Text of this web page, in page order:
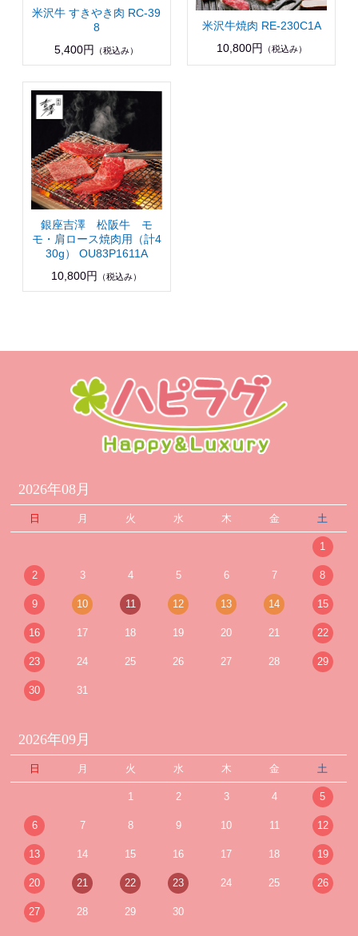
米沢牛 すきやき肉 RC-39
8
5,400円
（税込み）
米沢牛焼肉 RE-230C1A
10,800円
（税込み）
銀座吉澤 松阪牛 モ
モ・肩ロース焼肉用（計4
30g） OU83P1611A
10,800円
（税込み）
2026年08月
日 月 火 水 木 金 土
1
2 3 4 5 6 7 8
9 10 11 12 13 14 15
16 17 18 19 20 21 22
23 24 25 26 27 28 29
30 31
2026年09月
日 月 火 水 木 金 土
1 2 3 4 5
6 7 8 9 10 11 12
13 14 15 16 17 18 19
20 21 22 23 24 25 26
27 28 29 30